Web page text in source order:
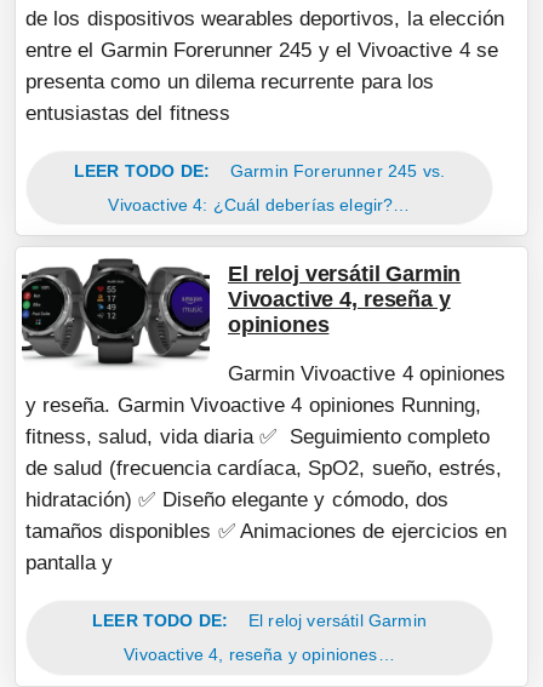
de los dispositivos wearables deportivos, la elección
entre el Garmin Forerunner 245 y el Vivoactive 4 se
presenta como un dilema recurrente para los
entusiastas del fitness
LEER TODO DE: Garmin Forerunner 245 vs.
Vivoactive 4: ¿Cuál deberías elegir?…
El reloj versátil Garmin
Vivoactive 4, reseña y
opiniones
Garmin Vivoactive 4 opiniones
y reseña. Garmin Vivoactive 4 opiniones Running,
fitness, salud, vida diaria ✅ Seguimiento completo
de salud (frecuencia cardíaca, SpO2, sueño, estrés,
hidratación) ✅ Diseño elegante y cómodo, dos
tamaños disponibles ✅ Animaciones de ejercicios en
pantalla y
LEER TODO DE: El reloj versátil Garmin
Vivoactive 4, reseña y opiniones…